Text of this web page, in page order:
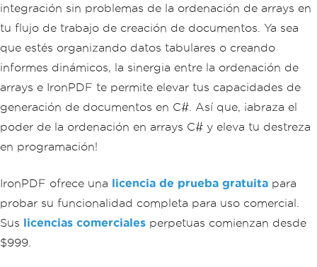
integración sin problemas de la ordenación de arrays en
tu flujo de trabajo de creación de documentos. Ya sea
que estés organizando datos tabulares o creando
informes dinámicos, la sinergia entre la ordenación de
arrays e IronPDF te permite elevar tus capacidades de
generación de documentos en C#. Así que, ¡abraza el
poder de la ordenación en arrays C# y eleva tu destreza
en programación!
IronPDF ofrece una licencia de prueba gratuita para
probar su funcionalidad completa para uso comercial.
Sus licencias comerciales perpetuas comienzan desde
$999.